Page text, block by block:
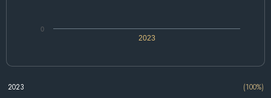
2023
0
2023 (100%)